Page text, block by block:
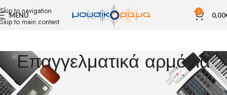
Skip to navigation
Skip to main content
MENU 0 0,00
Επαγγελματικά αρμόνια
Αρχική σελίδα ΜΟΥΣΙΚΑ ΟΡΓΑΝΑ
Επαγγελματικά αρμόνια
Βλέπετε 1–12 από 14 αποτελέσματα